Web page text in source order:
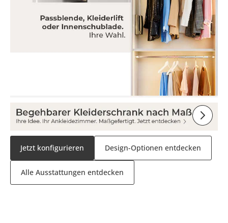
Jetzt konfigurieren Design-Optionen entdecken
Alle Ausstattungen entdecken